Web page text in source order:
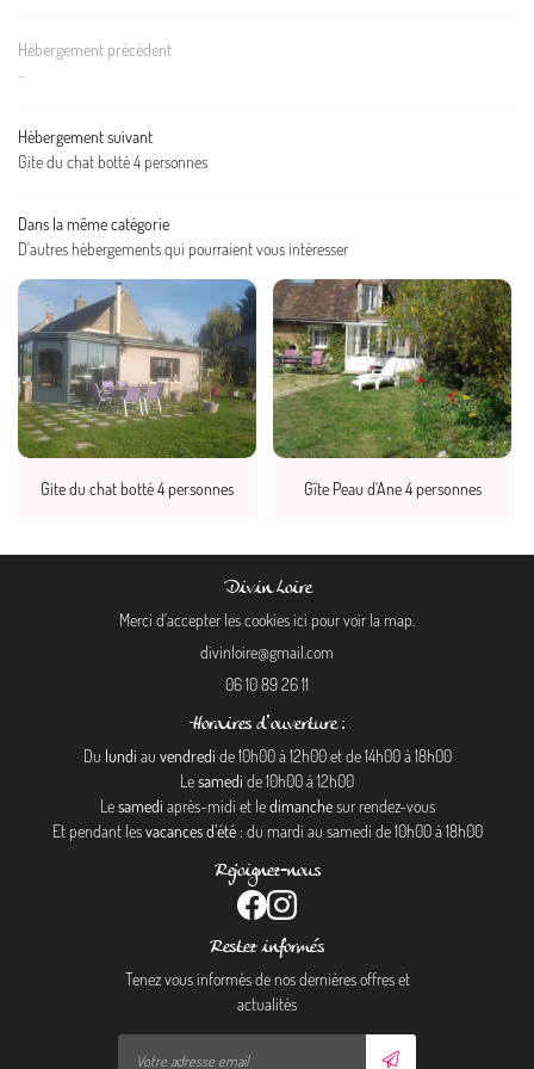
CONTACT
Hébergement précédent
-
Hébergement suivant
Gite du chat botté 4 personnes
Dans la même catégorie
D'autres hébergements qui pourraient vous intéresser
Gite du chat botté 4 personnes Gîte Peau d'Ane 4 personnes
Divin Loire
Merci d'accepter les cookiesici pour voir la map.
06 10 89 26 11
Horaires d'ouverture :
Du lundi au vendredi de 10h00 à 12h00 et de 14h00 à 18h00
Lesamedi de 10h00 à 12h00
Lesamedi après-midi et ledimanchesur rendez-vous
Et pendant lesvacances d’été : du mardi au samedi de 10h00 à 18h00
Rejoignez-nous
Restez informés
Tenez vous informés de nos dernières offres et
actualités